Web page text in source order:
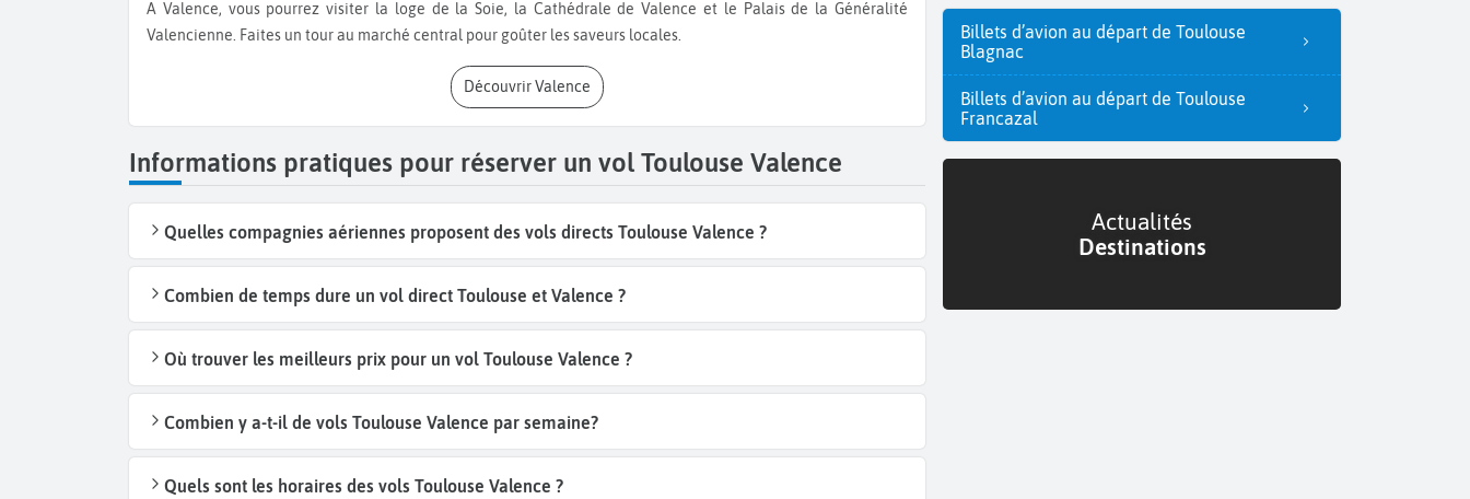
A Valence, vous pourrez visiter la loge de la Soie, la Cathédrale de Valence et le Palais de la Généralité
Valencienne. Faites un tour au marché central pour goûter les saveurs locales.
Découvrir Valence
Informations pratiques pour réserver un vol Toulouse Valence
Quelles compagnies aériennes proposent des vols directs Toulouse Valence ?
Combien de temps dure un vol direct Toulouse et Valence ?
Où trouver les meilleurs prix pour un vol Toulouse Valence ?
Combien y a-t-il de vols Toulouse Valence par semaine?
Quels sont les horaires des vols Toulouse Valence ?
Billets d’avion au départ de Toulouse
Blagnac
Billets d’avion au départ de Toulouse
Francazal
Actualités
Destinations